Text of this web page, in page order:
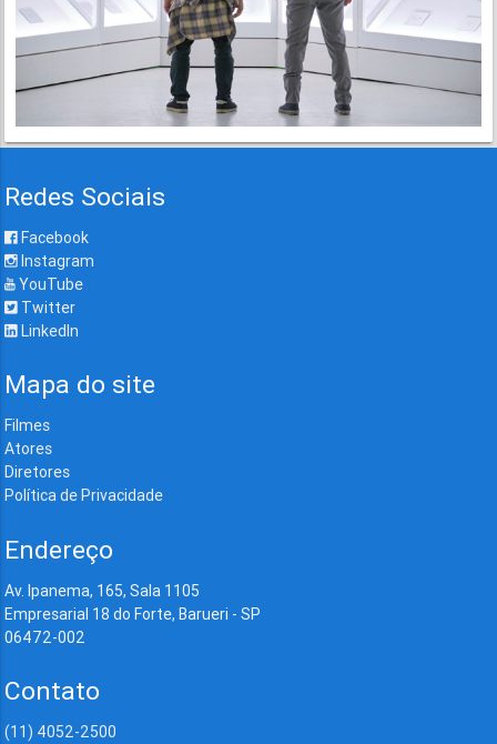
Redes Sociais
Facebook
Instagram
YouTube
Twitter
LinkedIn
Mapa do site
Filmes
Atores
Diretores
Política de Privacidade
Endereço
Av. Ipanema, 165, Sala 1105
Empresarial 18 do Forte, Barueri - SP
06472-002
Contato
(11) 4052-2500